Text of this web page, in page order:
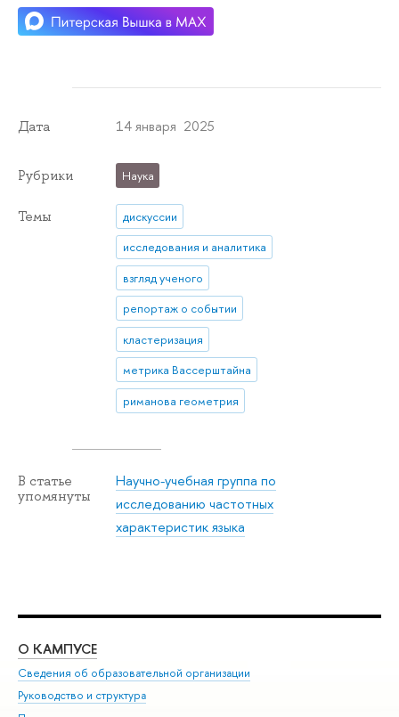
Дата 14 января 2025
Рубрики Наука
Темы
дискуссии
исследования и аналитика
взгляд ученого
репортаж о событии
кластеризация
метрика Вассерштайна
риманова геометрия
В статье
упомянуты
Научно-учебная группа по
исследованию частотных
характеристик языка
О КАМПУСЕ
Сведения об образовательной организации
Руководство и структура